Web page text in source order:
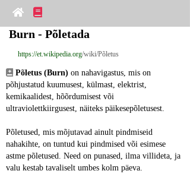
Burn - Põletada
https://et.wikipedia.org/wiki/Põletus
Põletus (Burn) on nahavigastus, mis on
põhjustatud kuumusest, külmast, elektrist,
kemikaalidest, hõõrdumisest või
ultraviolettkiirgusest, näiteks päikesepõletusest.
Põletused, mis mõjutavad ainult pindmiseid
nahakihte, on tuntud kui pindmised või esimese
astme põletused. Need on punased, ilma villideta, ja
valu kestab tavaliselt umbes kolm päeva.